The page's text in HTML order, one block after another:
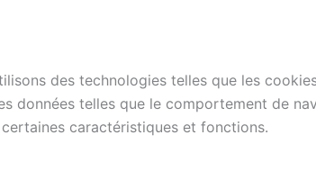
des technologies telles que les
données telles que le comportement de
caractéristiques et fonctions.